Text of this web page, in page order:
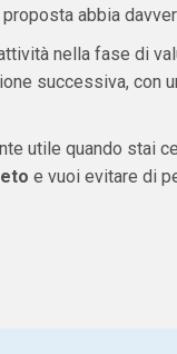
abbia
nella fase di
successiva, con
utile quando stai
e vuoi evitare di